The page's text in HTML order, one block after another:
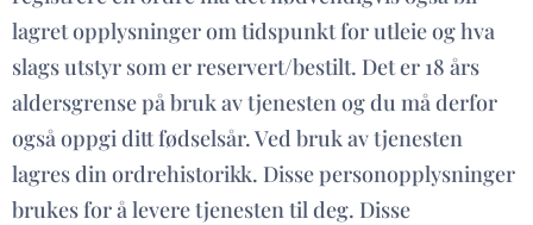
lagret opplysninger om tidspunkt for utleie og hva
slags utstyr som er reservert/bestilt. Det er 18 års
aldersgrense på bruk av tjenesten og du må derfor
også oppgi ditt fødselsår. Ved bruk av tjenesten
lagres din ordrehistorikk. Disse personopplysninger
brukes for å levere tjenesten til deg. Disse